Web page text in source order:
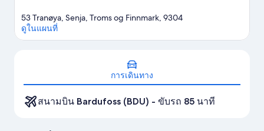
แผนที่
53 Tranøya, Senja, Troms og Finnmark, 9304
ดูในแผนที่
การเดินทาง
สนามบิน Bardufoss (BDU) - ขับรถ 85 นาที